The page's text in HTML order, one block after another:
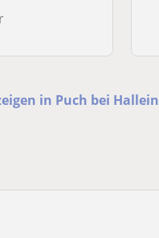
in Puch bei Hallein